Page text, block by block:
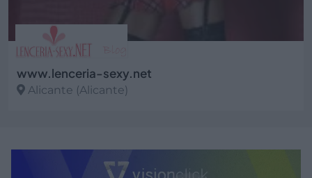
www.lenceria-sexy.net
Alicante (Alicante)